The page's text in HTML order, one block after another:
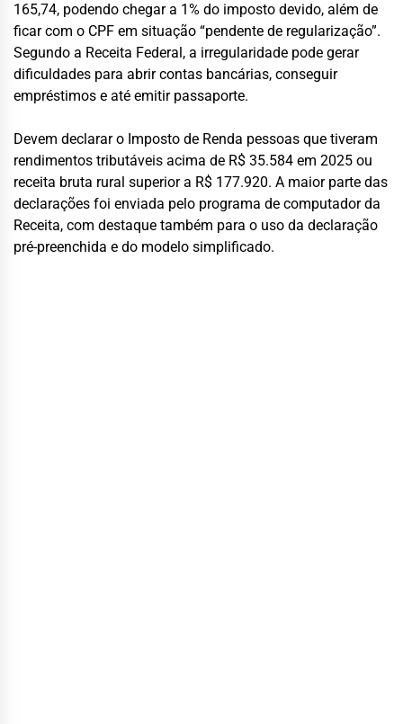
165,74, podendo chegar a 1% do imposto devido, além de
ficar com o CPF em situação “pendente de regularização”.
Segundo a Receita Federal, a irregularidade pode gerar
dificuldades para abrir contas bancárias, conseguir
empréstimos e até emitir passaporte.
Devem declarar o Imposto de Renda pessoas que tiveram
rendimentos tributáveis acima de R$ 35.584 em 2025 ou
receita bruta rural superior a R$ 177.920. A maior parte das
declarações foi enviada pelo programa de computador da
Receita, com destaque também para o uso da declaração
pré-preenchida e do modelo simplificado.